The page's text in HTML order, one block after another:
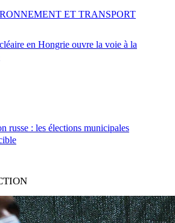
en Hongrie ouvre la voie à la
ET TRANSPORT
russe : les élections municipales